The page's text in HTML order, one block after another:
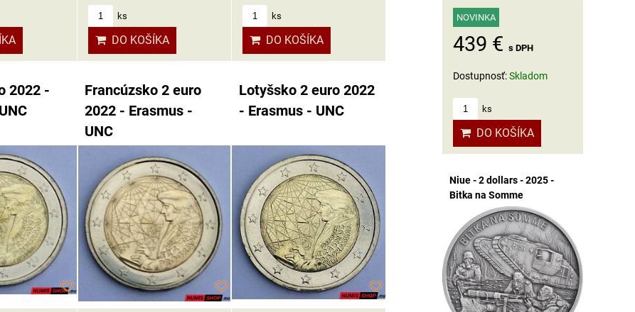
ks
DO KOŠÍKA
ks
DO KOŠÍKA
2022 -
Francúzsko 2 euro
2022 - Erasmus -
UNC
Lotyšsko 2 euro 2022
- Erasmus - UNC
NOVINKA
439 € s DPH
Dostupnosť:Skladom
ks
DO KOŠÍKA
Niue - 2 dollars - 2025 -
Bitka na Somme